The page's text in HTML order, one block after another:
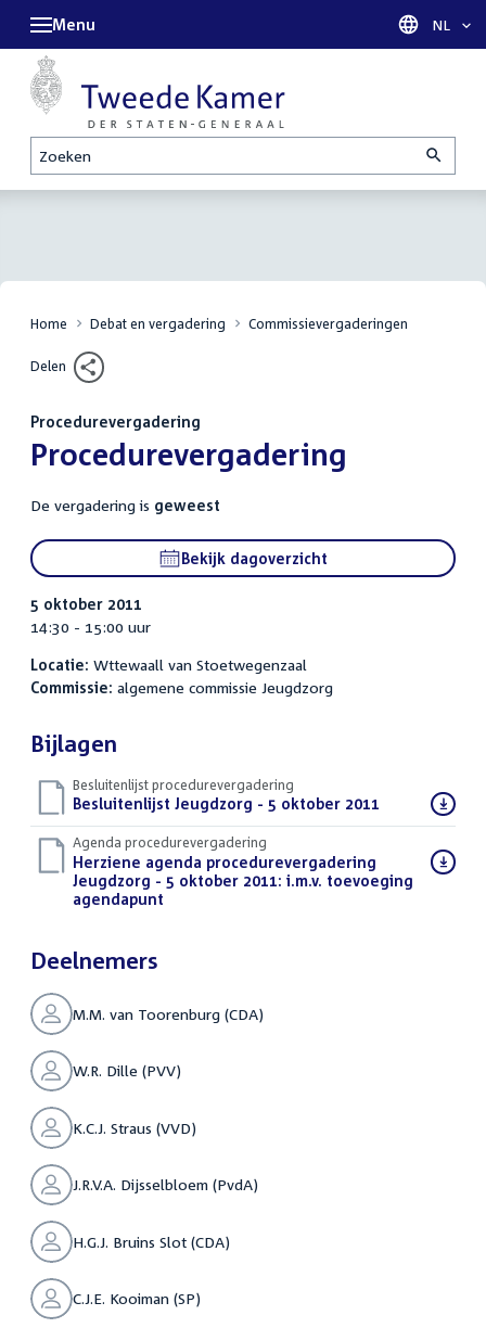
Zoeken
Menu Taal
NL
Home Debat en vergadering Commissievergaderingen
Delen
Procedurevergadering
:Procedurevergadering
De vergadering is geweest
Bekijk dagoverzicht
5 oktober 2011
14:30 - 15:00 uur
Locatie: Wttewaall van Stoetwegenzaal
Commissie: algemene commissie Jeugdzorg
Bijlagen
Besluitenlijst procedurevergadering
Download
bestand:
Besluitenlijst Jeugdzorg - 5 oktober 2011
Agenda procedurevergadering
Download
bestand:
Herziene agenda procedurevergadering
Jeugdzorg - 5 oktober 2011: i.m.v. toevoeging
agendapunt
Deelnemers
M.M. van Toorenburg (CDA)
W.R. Dille (PVV)
K.C.J. Straus (VVD)
J.R.V.A. Dijsselbloem (PvdA)
H.G.J. Bruins Slot (CDA)
C.J.E. Kooiman (SP)